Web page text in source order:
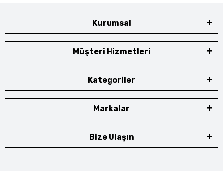
Kurumsal
Müşteri Hizmetleri
Kategoriler
Markalar
Bize Ulaşın